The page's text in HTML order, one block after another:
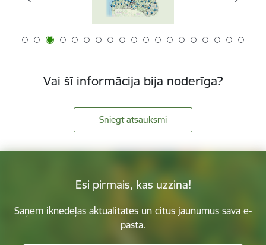
Vai šī informācija bija noderīga?
Sniegt atsauksmi
Esi pirmais, kas uzzina!
Saņem iknedēļas aktualitātes un citus jaunumus savā e-
pastā.